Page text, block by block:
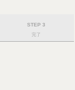
STEP 3
完了